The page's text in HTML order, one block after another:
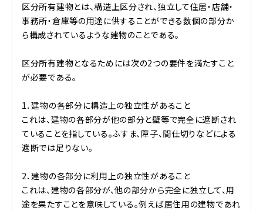
区分所有建物とは、構造上区分され、独立して住居・店舗・
事務所・倉庫等の用途に供することができる数個の部分か
ら構成されているような建物のことである。
区分所有建物となるためには次の2つの要件を満たすこと
が必要である。
1．建物の各部分に構造上の独立性があること
これは、建物の各部分が他の部分と壁等で完全に遮断され
ていることを指している。ふすま、障子、間仕切りなどによる
遮断では足りない。
2．建物の各部分に利用上の独立性があること
これは、建物の各部分が、他の部分から完全に独立して、用
途を果たすことを意味している。例えば居住用の建物であれ